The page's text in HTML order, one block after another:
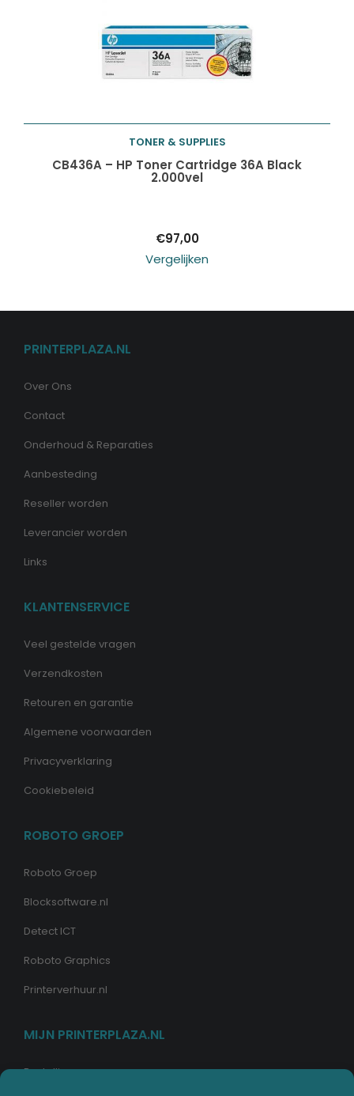
Toevoegen aan
TONER & SUPPLIES
CB436A – HP Toner Cartridge 36A Black
2.000vel
€97,00
Vergelijken
PRINTERPLAZA.NL
Over Ons
Contact
Onderhoud & Reparaties
Aanbesteding
Reseller worden
Leverancier worden
Links
KLANTENSERVICE
Veel gestelde vragen
Verzendkosten
Retouren en garantie
Algemene voorwaarden
Privacyverklaring
Cookiebeleid
ROBOTO GROEP
Roboto Groep
Blocksoftware.nl
Detect ICT
Roboto Graphics
Printerverhuur.nl
MIJN PRINTERPLAZA.NL
Bestellingen